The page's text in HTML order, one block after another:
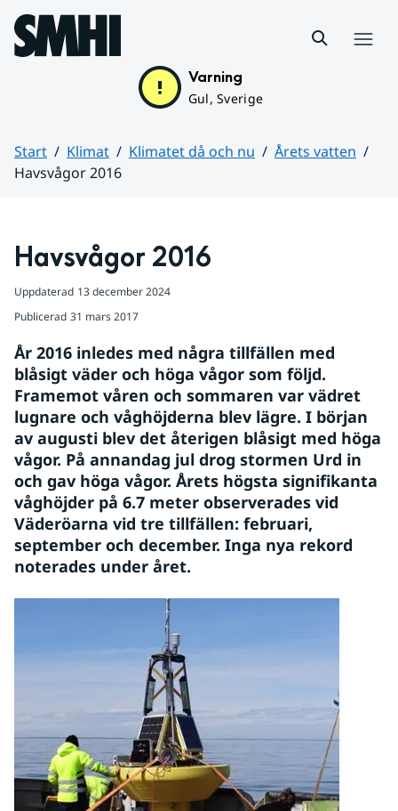
Hoppa till sidans innehåll
Varning
Gul, Sverige
Start Klimat Klimatet då och nu
Årets vatten
Havsvågor 2016
Havsvågor 2016
Uppdaterad 13 december 2024
Publicerad 31 mars 2017
År 2016 inledes med några tillfällen med
blåsigt väder och höga vågor som följd.
Framemot våren och sommaren var vädret
lugnare och våghöjderna blev lägre. I början
av augusti blev det återigen blåsigt med höga
vågor. På annandag jul drog stormen Urd in
och gav höga vågor. Årets högsta signifikanta
våghöjder på 6.7 meter observerades vid
Väderöarna vid tre tillfällen: februari,
september och december. Inga nya rekord
noterades under året.